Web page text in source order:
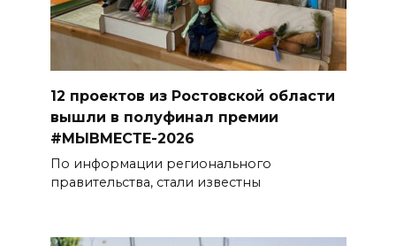
12 проектов из Ростовской области
вышли в полуфинал премии
#МЫВМЕСТЕ-2026
По информации регионального
правительства, стали известны